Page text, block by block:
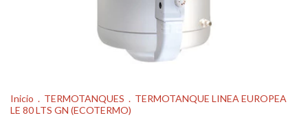
Inicio . TERMOTANQUES . TERMOTANQUE LINEA EUROPEA
LE 80 LTS GN (ECOTERMO)